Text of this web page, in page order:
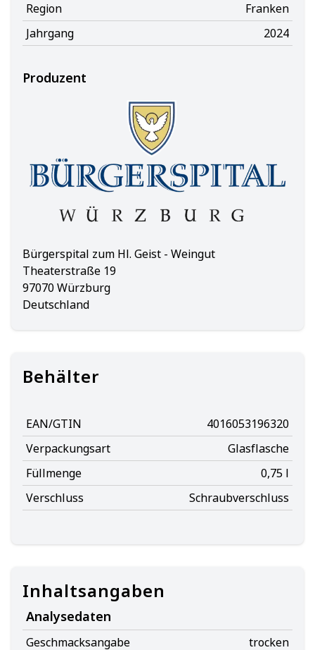
Region
Franken
Jahrgang
2024
Produzent
Bürgerspital zum Hl. Geist - Weingut
Theaterstraße 19
97070 Würzburg
Deutschland
Behälter
EAN/GTIN
4016053196320
Verpackungsart
Glasflasche
Füllmenge
0,75 l
Verschluss
Schraubverschluss
Inhaltsangaben
Analysedaten
Geschmacksangabe
trocken